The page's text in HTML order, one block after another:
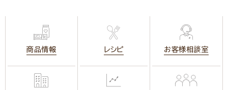
商品情報 レシピ お客様相談室